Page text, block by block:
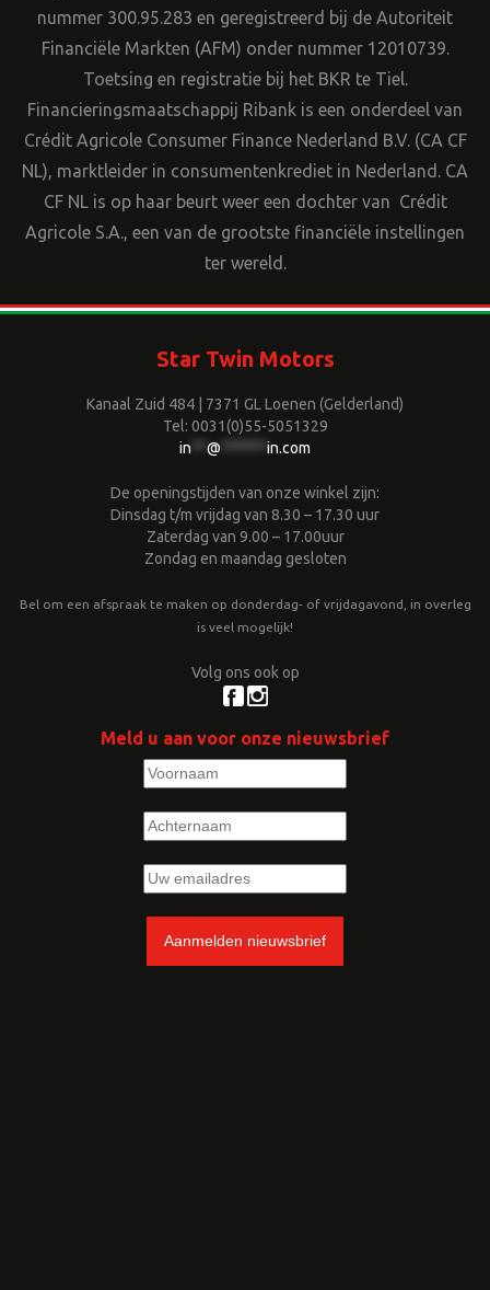
nummer 300.95.283 en geregistreerd bij de Autoriteit
Financiële Markten (AFM) onder nummer 12010739.
Toetsing en registratie bij het BKR te Tiel.
Financieringsmaatschappij Ribank is een onderdeel van
Crédit Agricole Consumer Finance Nederland B.V. (CA CF
NL), marktleider in consumentenkrediet in Nederland. CA
CF NL is op haar beurt weer een dochter van Crédit
Agricole S.A., een van de grootste financiële instellingen
ter wereld.
Star Twin Motors
Kanaal Zuid 484 | 7371 GL Loenen (Gelderland)
Tel: 0031(0)55-5051329
in
@ in.com
De openingstijden van onze winkel zijn:
Dinsdag t/m vrijdag van 8.30 – 17.30 uur
Zaterdag van 9.00 – 17.00uur
Zondag en maandag gesloten
Bel om een afspraak te maken op donderdag- of vrijdagavond, in overleg
is veel mogelijk!
Volg ons ook op
Meld u aan voor onze nieuwsbrief